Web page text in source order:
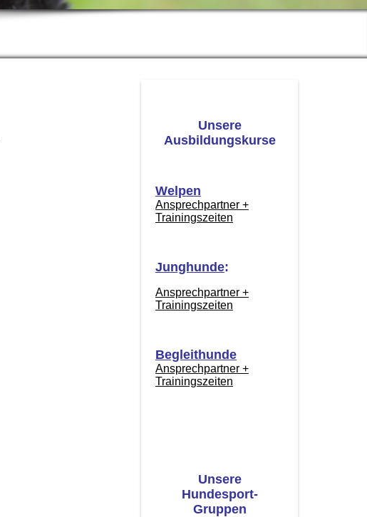
Unsere
Ausbildungskurse
Welpen
Ansprechpartner +
Trainingszeiten
Junghunde:
Ansprechpartner +
Trainingszeiten
Begleithunde
Ansprechpartner +
Trainingszeiten
Unsere
Hundesport-
Gruppen